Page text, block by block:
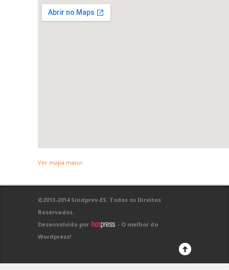
Ver mapa maior
©2013-2014 Sindprev-ES. Todos os Direitos
Reservados.
Desenvolvido por
- O melhor do
Wordpress!